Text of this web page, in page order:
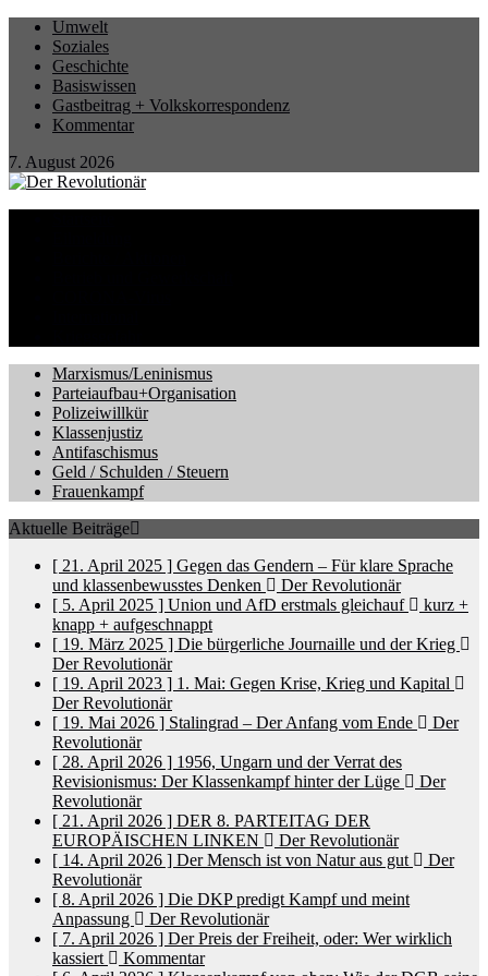
Umwelt
Soziales
Geschichte
Basiswissen
Gastbeitrag + Volkskorrespondenz
Kommentar
7. August 2026
Marxismus/Leninismus
Parteiaufbau+Organisation
Polizeiwillkür
Klassenjustiz
Antifaschismus
Geld / Schulden / Steuern
Frauenkampf
Aktuelle Beiträge
[ 21. April 2025 ] Gegen das Gendern – Für klare Sprache
und klassenbewusstes Denken
Der Revolutionär
[ 5. April 2025 ] Union und AfD erstmals gleichauf
kurz +
knapp + aufgeschnappt
[ 19. März 2025 ] Die bürgerliche Journaille und der Krieg
Der Revolutionär
[ 19. April 2023 ] 1. Mai: Gegen Krise, Krieg und Kapital
Der Revolutionär
[ 19. Mai 2026 ] Stalingrad – Der Anfang vom Ende
Der
Revolutionär
[ 28. April 2026 ] 1956, Ungarn und der Verrat des
Revisionismus: Der Klassenkampf hinter der Lüge
Der
Revolutionär
[ 21. April 2026 ] DER 8. PARTEITAG DER
EUROPÄISCHEN LINKEN
Der Revolutionär
[ 14. April 2026 ] Der Mensch ist von Natur aus gut
Der
Revolutionär
[ 8. April 2026 ] Die DKP predigt Kampf und meint
Anpassung
Der Revolutionär
[ 7. April 2026 ] Der Preis der Freiheit, oder: Wer wirklich
kassiert
Kommentar